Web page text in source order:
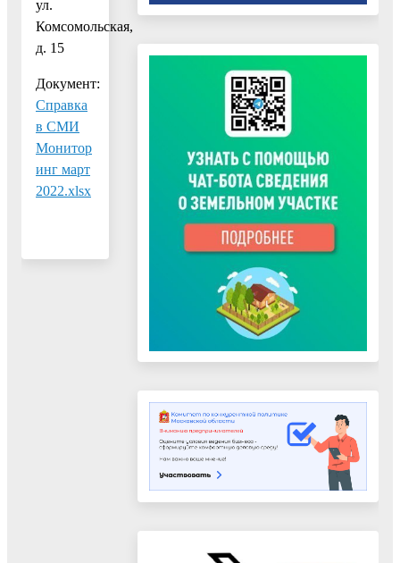
ул.
Комсомольская,
д. 15
Документ:
Справка
в СМИ
Монитор
инг март
2022.xlsx